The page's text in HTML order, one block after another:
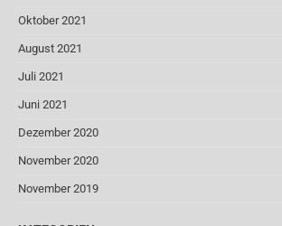
Oktober 2021
August 2021
Juli 2021
Juni 2021
Dezember 2020
November 2020
November 2019